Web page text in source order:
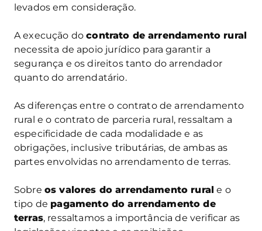
levados em consideração.
A execução docontrato de arrendamento rural
necessita de apoio jurídico para garantir a
segurança e os direitos tanto do arrendador
quanto do arrendatário.
As diferenças entre o contrato de arrendamento
rural e o contrato de parceria rural, ressaltam a
especificidade de cada modalidade e as
obrigações, inclusive tributárias, de ambas as
partes envolvidas no arrendamento de terras.
Sobre os valores do arrendamento rural e o
tipo de pagamento do arrendamento de
terras, ressaltamos a importância de verificar as